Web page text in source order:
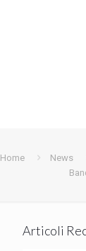
Home News
Articoli